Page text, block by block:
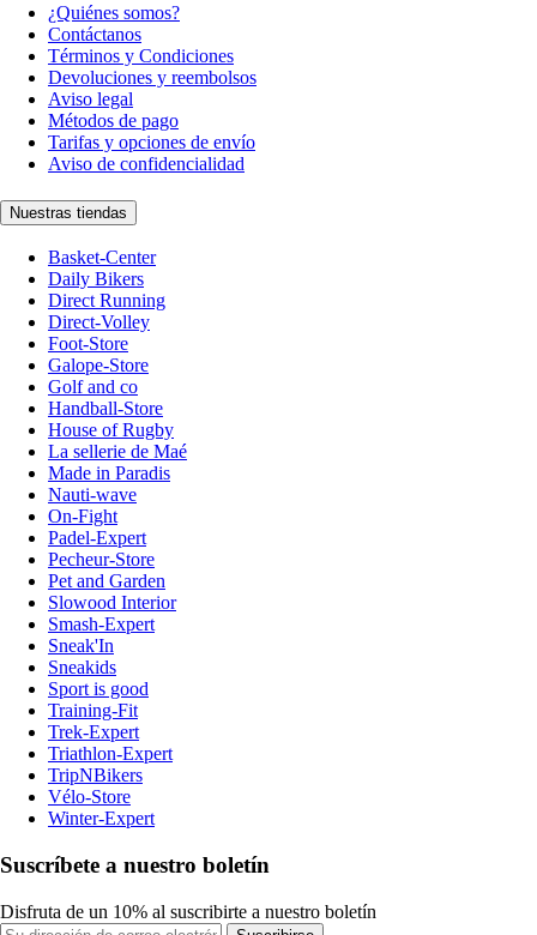
¿Quiénes somos?
Contáctanos
Términos y Condiciones
Devoluciones y reembolsos
Aviso legal
Métodos de pago
Tarifas y opciones de envío
Aviso de confidencialidad
Nuestras tiendas
Basket-Center
Daily Bikers
Direct Running
Direct-Volley
Foot-Store
Galope-Store
Golf and co
Handball-Store
House of Rugby
La sellerie de Maé
Made in Paradis
Nauti-wave
On-Fight
Padel-Expert
Pecheur-Store
Pet and Garden
Slowood Interior
Smash-Expert
Sneak'In
Sneakids
Sport is good
Training-Fit
Trek-Expert
Triathlon-Expert
TripNBikers
Vélo-Store
Winter-Expert
Suscríbete a nuestro boletín
Disfruta de un 10% al suscribirte a nuestro boletín